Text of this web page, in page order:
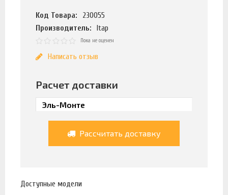
Код Товара:
230055
Производитель:
Itap
Пока не оценен
Написать отзыв
Расчет доставки
Рассчитать доставку
Доступные модели